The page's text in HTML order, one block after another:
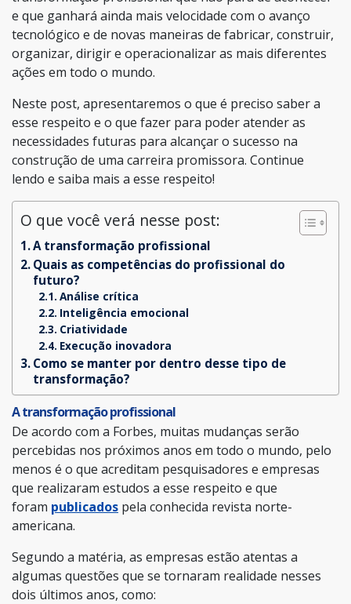
e que ganhará ainda mais velocidade com o avanço
tecnológico e de novas maneiras de fabricar, construir,
organizar, dirigir e operacionalizar as mais diferentes
ações em todo o mundo.
Neste post, apresentaremos o que é preciso saber a
esse respeito e o que fazer para poder atender as
necessidades futuras para alcançar o sucesso na
construção de uma carreira promissora. Continue
lendo e saiba mais a esse respeito!
O que você verá nesse post:
A transformação profissional
Quais as competências do profissional do
futuro?
Análise crítica
Inteligência emocional
Criatividade
Execução inovadora
Como se manter por dentro desse tipo de
transformação?
A transformação profissional
De acordo com a Forbes, muitas mudanças serão
percebidas nos próximos anos em todo o mundo, pelo
menos é o que acreditam pesquisadores e empresas
que realizaram estudos a esse respeito e que
foram publicados pela conhecida revista norte-
americana.
Segundo a matéria, as empresas estão atentas a
algumas questões que se tornaram realidade nesses
dois últimos anos, como: